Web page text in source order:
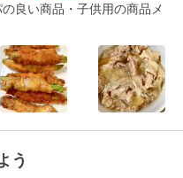
良い商品・子供用の商品メ
う